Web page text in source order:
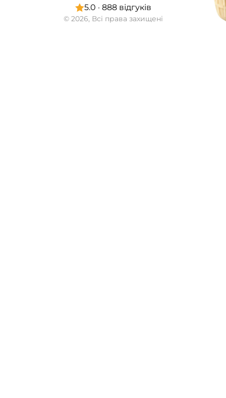
© 2026, Всі права захищені
5.0 · 888 відгуків